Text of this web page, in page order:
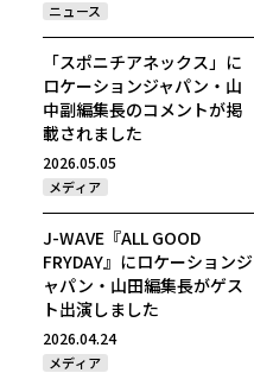
ニュース
「スポニチアネックス」に
ロケーションジャパン・山
中副編集長のコメントが掲
載されました
2026.05.05
メディア
J-WAVE『ALL GOOD
FRYDAY』にロケーションジ
ャパン・山田編集長がゲス
ト出演しました
2026.04.24
メディア